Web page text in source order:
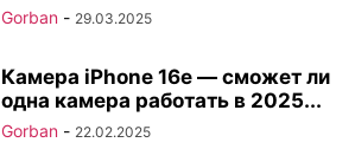
Gorban - 29.03.2025
Камера iPhone 16e — сможет ли
одна камера работать в 2025...
Gorban - 22.02.2025